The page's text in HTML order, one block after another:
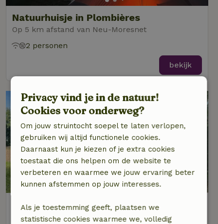
Natuurhuisje in Plombières
Op 5 km afstand van Neu-Moresnet
2 personen
bekijk
Natuurhuisje in Plombières
Op 5 km afstand van Neu-Moresnet
Privacy vind je in de natuur!
Cookies voor onderweg?
Om jouw struintocht soepel te laten verlopen,
gebruiken wij altijd functionele cookies.
Daarnaast kun je kiezen of je extra cookies
toestaat die ons helpen om de website te
verbeteren en waarmee we jouw ervaring beter
kunnen afstemmen op jouw interesses.
Als je toestemming geeft, plaatsen we
statistische cookies waarmee we, volledig